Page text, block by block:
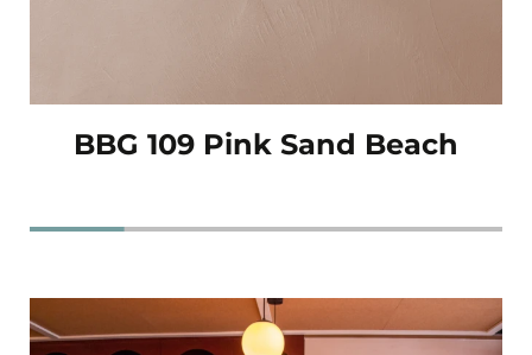
BBG 109 Pink Sand Beach